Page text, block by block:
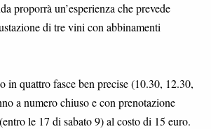
proporrà un’esperienza che prevede
di tre vini con abbinamenti
in quattro fasce ben precise (10.30, 12.30,
a numero chiuso e con prenotazione
le 17 di sabato 9) al costo di 15 euro.